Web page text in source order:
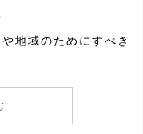
地域のためにすべき